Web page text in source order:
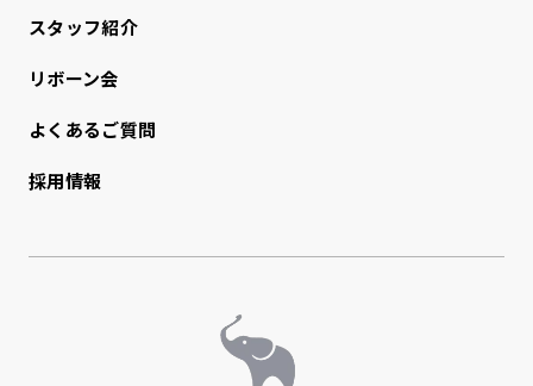
スタッフ紹介
リボーン会
よくあるご質問
採用情報